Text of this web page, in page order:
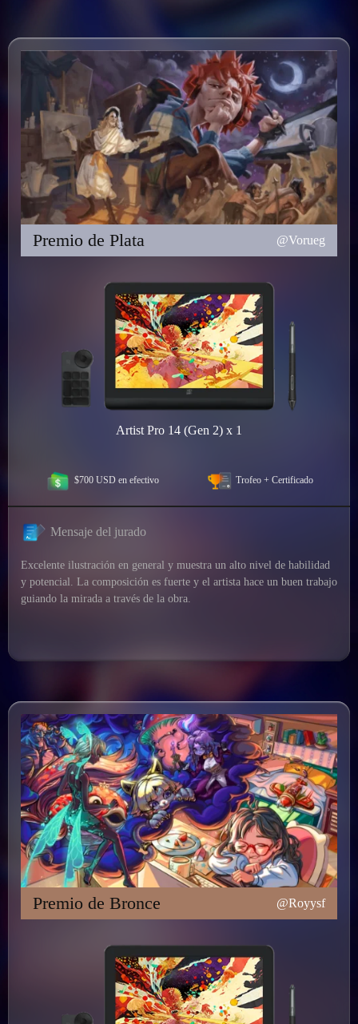
Premio de Plata @Vorueg
Artist Pro 14 (Gen 2) x 1
$700 USD en efectivo Trofeo + Certificado
Mensaje del jurado
Excelente ilustración en general y muestra un alto nivel de habilidad
y potencial. La composición es fuerte y el artista hace un buen trabajo
guiando la mirada a través de la obra.
Premio de Bronce @Royysf